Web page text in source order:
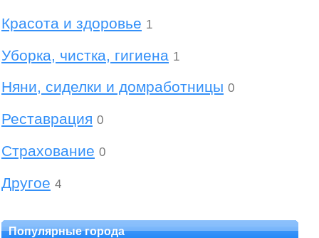
Красота и здоровье 1
Уборка, чистка, гигиена 1
Няни, сиделки и домработницы 0
Реставрация 0
Страхование 0
Другое 4
Популярные города